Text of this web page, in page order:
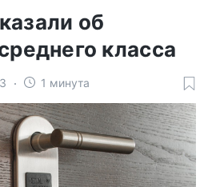
об
класса
1 минута